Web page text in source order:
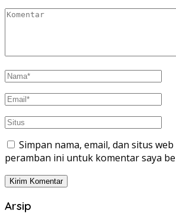
Simpan nama, email, dan situs web
peramban ini untuk komentar saya
Arsip